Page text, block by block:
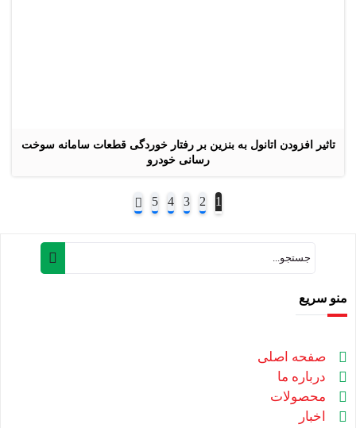
تاثیر افزودن اتانول به بنزین بر رفتار خوردگی قطعات سامانه سوخت
رسانی خودرو
1
2
3
4
5
منو سریع
صفحه اصلی
درباره ما
محصولات
اخبار